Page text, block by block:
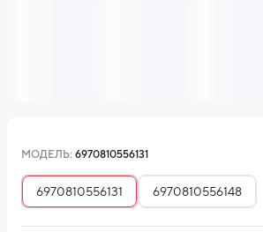
МОДЕЛЬ: 6970810556131
6970810556131 6970810556148